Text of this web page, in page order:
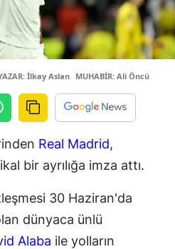
İlkay Aslan MUHABİR: Ali Öncü
Real Madrid,
bir ayrılığa imza attı.
30 Haziran'da
dünyaca ünlü
Alaba ile yolların